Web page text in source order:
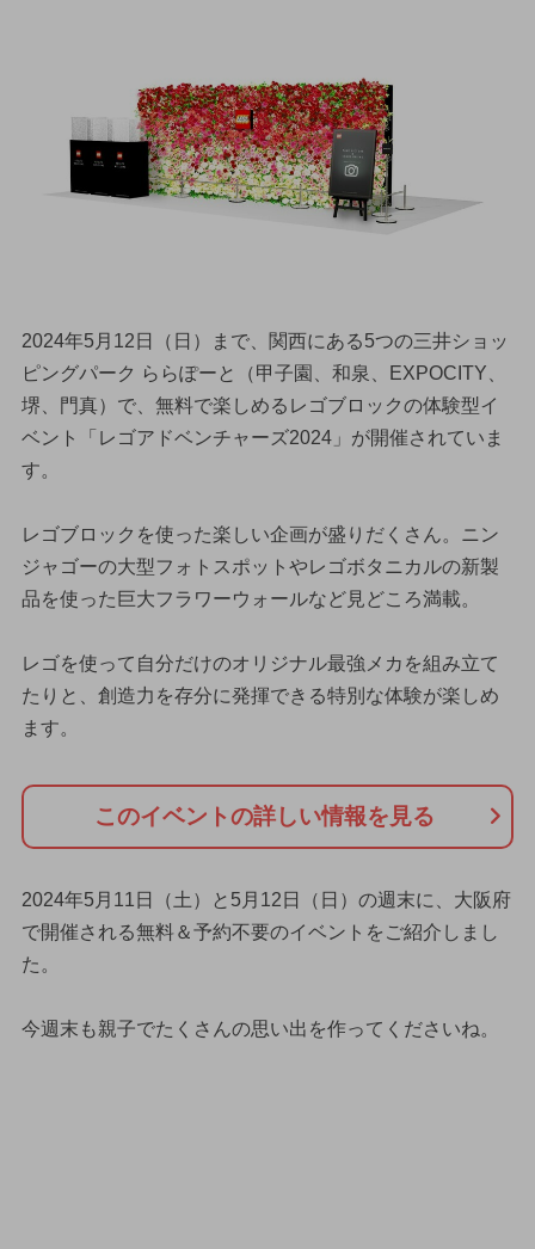
2024年5月12日（日）まで、関西にある5つの三井ショッ
ピングパーク ららぽーと（甲子園、和泉、EXPOCITY、
堺、門真）で、無料で楽しめるレゴブロックの体験型イ
ベント「レゴアドベンチャーズ2024」が開催されていま
す。
レゴブロックを使った楽しい企画が盛りだくさん。ニン
ジャゴーの大型フォトスポットやレゴボタニカルの新製
品を使った巨大フラワーウォールなど見どころ満載。
レゴを使って自分だけのオリジナル最強メカを組み立て
たりと、創造力を存分に発揮できる特別な体験が楽しめ
ます。
このイベントの詳しい情報を見る
2024年5月11日（土）と5月12日（日）の週末に、大阪府
で開催される無料＆予約不要のイベントをご紹介しまし
た。
今週末も親子でたくさんの思い出を作ってくださいね。